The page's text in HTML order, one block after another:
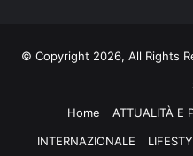
© Copyright 2026, All Rights
Home
ATTUALITÀ E
INTERNAZIONALE